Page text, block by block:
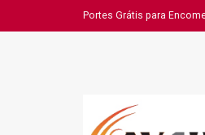
Portes Grátis para